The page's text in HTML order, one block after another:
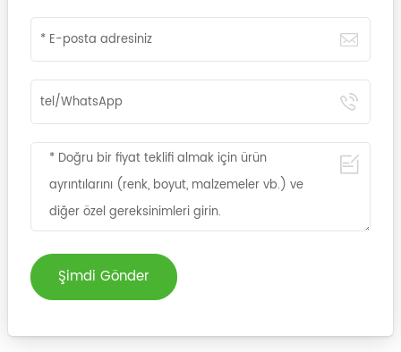
Şimdi Gönder